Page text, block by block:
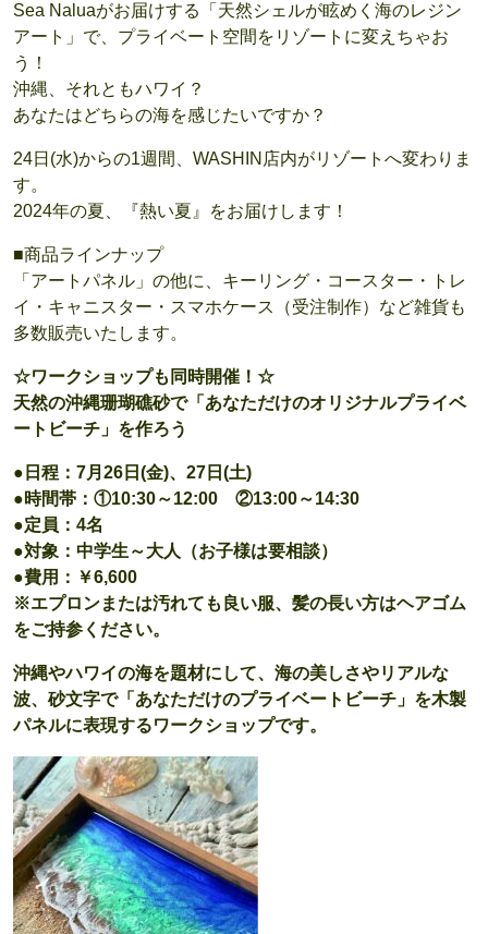
Sea Naluaがお届けする「天然シェルが眩めく海のレジン
アート」で、プライベート空間をリゾートに変えちゃお
う！
沖縄、それともハワイ？
あなたはどちらの海を感じたいですか？
24日(水)からの1週間、WASHIN店内がリゾートへ変わりま
す。
2024年の夏、『熱い夏』をお届けします！
■商品ラインナップ
「アートパネル」の他に、キーリング・コースター・トレ
イ・キャニスター・スマホケース（受注制作）など雑貨も
多数販売いたします。
☆ワークショップも同時開催！☆
天然の沖縄珊瑚礁砂で「あなただけのオリジナルプライベ
ートビーチ」を作ろう
●日程：7月26日(金)、27日(土)
●時間帯：①10:30～12:00 ②13:00～14:30
●定員：4名
●対象：中学生～大人（お子様は要相談）
●費用：￥6,600
※エプロンまたは汚れても良い服、髪の長い方はヘアゴム
をご持参ください。
沖縄やハワイの海を題材にして、海の美しさやリアルな
波、砂文字で「あなただけのプライベートビーチ」を木製
パネルに表現するワークショップです。